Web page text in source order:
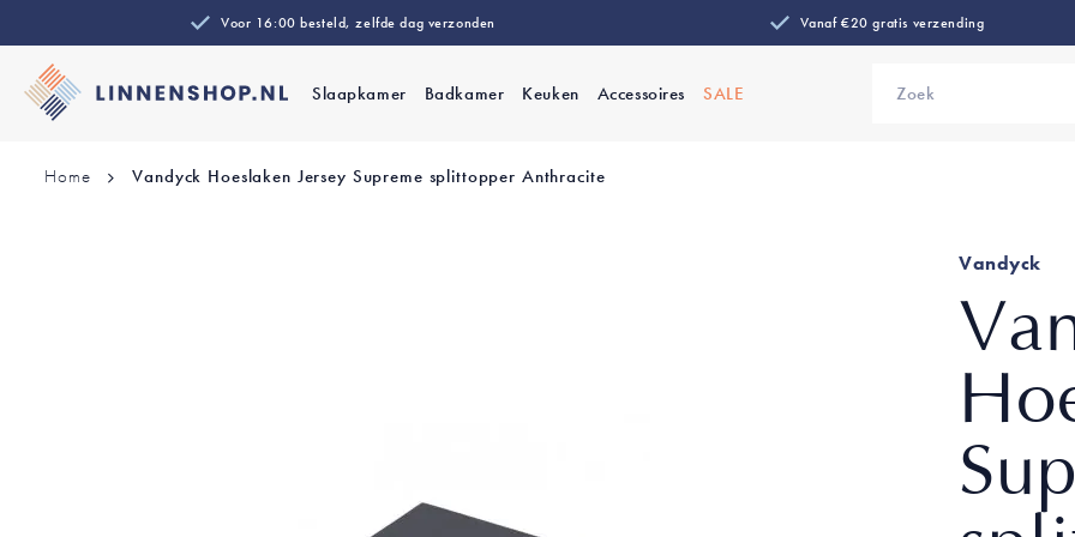
Voor 16:00 besteld, zelfde dag verzonden Vanaf €20 gratis verzending
Slaapkamer Badkamer Keuken Accessoires SALE
Zoek
Home Vandyck Hoeslaken Jersey Supreme splittopper Anthracite
Vandyck